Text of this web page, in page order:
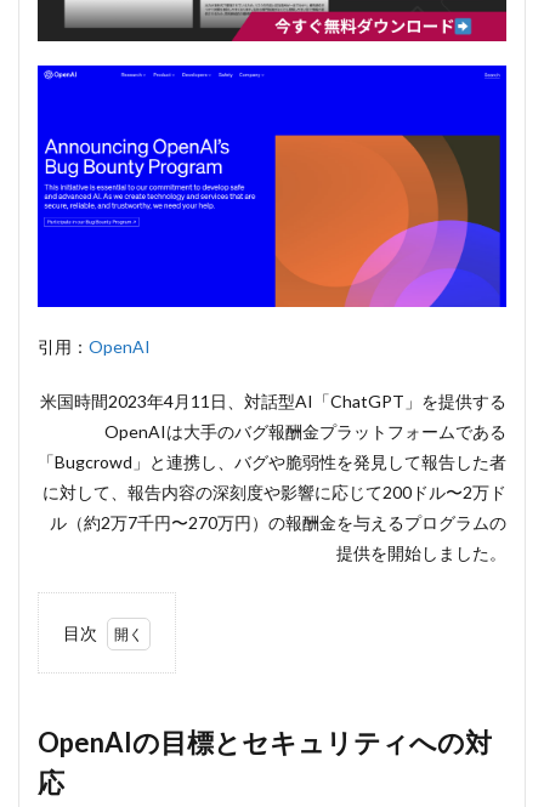
引用： OpenAI
米国時間2023年4月11日、対話型AI「ChatGPT」を提供する
OpenAIは大手のバグ報酬金プラットフォームである
「Bugcrowd」と連携し、バグや脆弱性を発見して報告した者
に対して、報告内容の深刻度や影響に応じて200ドル〜2万ド
ル（約2万7千円〜270万円）の報酬金を与えるプログラムの
提供を開始しました。
目次
ュリテ
ィへの
対応
OpenAIの目標とセキュリティへの対
応